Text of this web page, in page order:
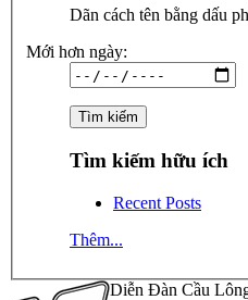
Dãn cách tên bằng dấu
Mới hơn ngày:
Tìm kiếm hữu ích
Recent Posts
Thêm...
Diễn Đàn Cầu